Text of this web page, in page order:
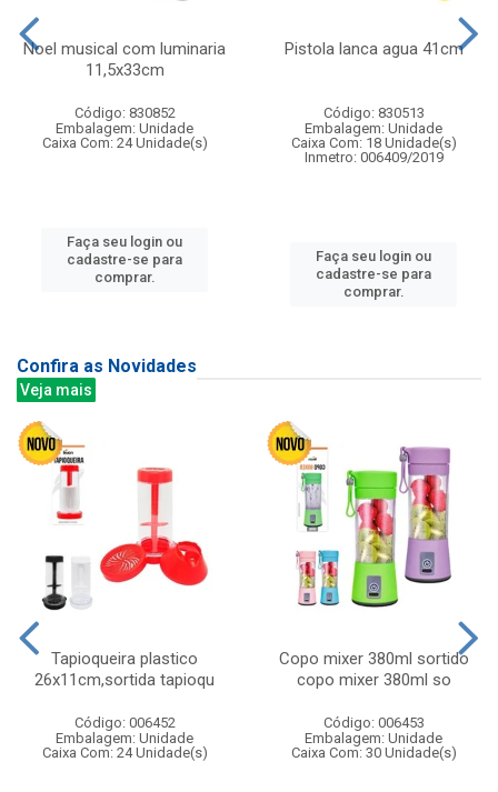
Noel musical com luminaria
11,5x33cm
Código: 830852
Embalagem: Unidade
Caixa Com: 24 Unidade(s)
Faça seu login ou
cadastre-se para
comprar.
Pistola lanca agua 41cm
Código: 830513
Embalagem: Unidade
Caixa Com: 18 Unidade(s)
Inmetro: 006409/2019
Faça seu login ou
cadastre-se para
comprar.
Confira as Novidades
Veja mais
Tapioqueira plastico
26x11cm,sortida tapioqu
Código: 006452
Embalagem: Unidade
Caixa Com: 24 Unidade(s)
Copo mixer 380ml sortido
copo mixer 380ml so
Código: 006453
Embalagem: Unidade
Caixa Com: 30 Unidade(s)